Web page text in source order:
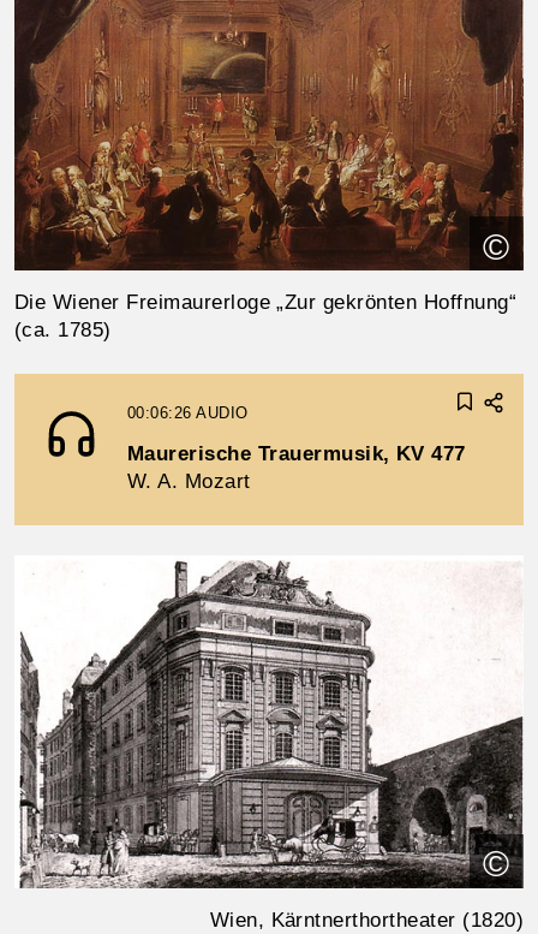
©
Die Wiener Freimaurerloge „Zur gekrönten Hoffnung“
(ca. 1785)
00:06:26AUDIO
Maurerische Trauermusik, KV 477
W. A. Mozart
©
Wien, Kärntnerthortheater (1820)